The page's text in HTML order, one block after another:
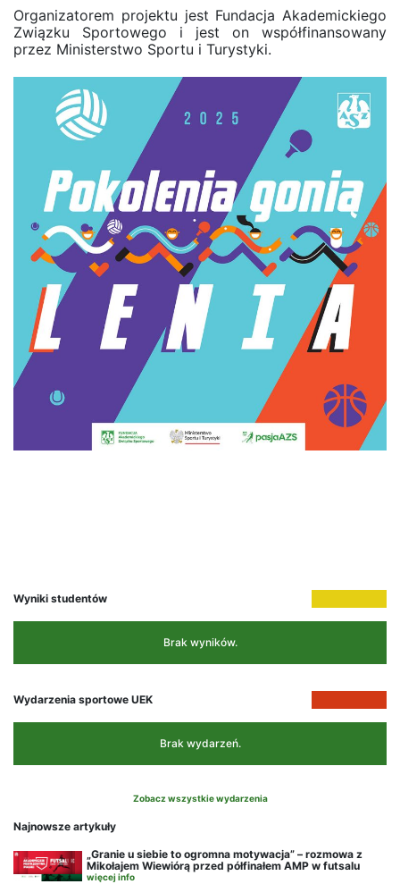
Organizatorem projektu jest Fundacja Akademickiego
Związku Sportowego i jest on współfinansowany
przez Ministerstwo Sportu i Turystyki.
Wyniki studentów
Brak wyników.
Wydarzenia sportowe UEK
Brak wydarzeń.
Zobacz wszystkie wydarzenia
Najnowsze artykuły
„Granie u siebie to ogromna motywacja” – rozmowa z
Mikołajem Wiewiórą przed półfinałem AMP w futsalu
więcej info